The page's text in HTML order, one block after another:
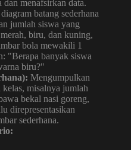
dan menafsirkan data.
batang sederhana
jumlah siswa yang
biru, dan kuning,
bola mewakili 1
"Berapa banyak siswa
biru?"
Mengumpulkan
kelas, misalnya jumlah
bekal nasi goreng,
direpresentasikan
sederhana.